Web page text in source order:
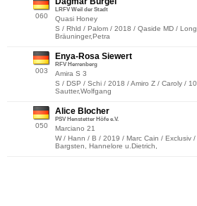
060
LRFV Weil der Stadt
Quasi Honey
S / Rhld / Palom / 2018 / Qaside MD /
Bräuninger,Petra
003
Enya-Rosa Siewert
RFV Herrenberg
Amira S 3
S / DSP / Schi / 2018 / Amiro Z / Caroly /
Sautter,Wolfgang
050
Alice Blocher
PSV Henstetter Höfe e.V.
Marciano 21
W / Hann / B / 2019 / Marc Cain / Exclusiv
Bargsten, Hannelore u.Dietrich,